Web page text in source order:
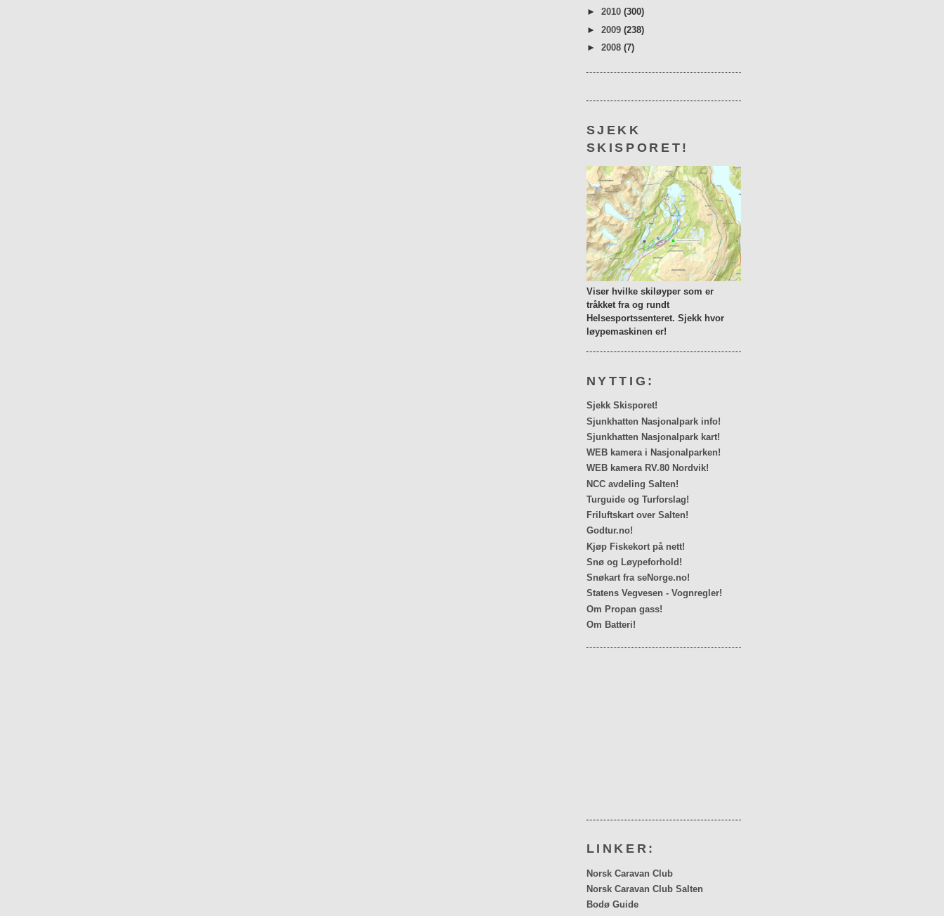
► 2010 (300)
► 2009 (238)
► 2008 (7)
SJEKK
SKISPORET!
Viser hvilke skiløyper som er
tråkket fra og rundt
Helsesportssenteret. Sjekk hvor
løypemaskinen er!
NYTTIG:
Sjekk Skisporet!
Sjunkhatten Nasjonalpark info!
Sjunkhatten Nasjonalpark kart!
WEB kamera i Nasjonalparken!
WEB kamera RV.80 Nordvik!
NCC avdeling Salten!
Turguide og Turforslag!
Friluftskart over Salten!
Godtur.no!
Kjøp Fiskekort på nett!
Snø og Løypeforhold!
Snøkart fra seNorge.no!
Statens Vegvesen - Vognregler!
Om Propan gass!
Om Batteri!
LINKER:
Norsk Caravan Club
Norsk Caravan Club Salten
Bodø Guide